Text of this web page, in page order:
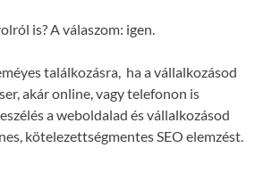
is? A válaszom: igen.
találkozásra, ha a vállalkozásod
akár online, vagy telefonon is
a weboldalad és vállalkozásod
kötelezettségmentes SEO elemzést.